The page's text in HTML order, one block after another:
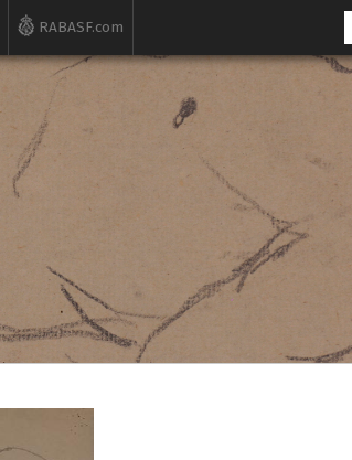
RABASF.com